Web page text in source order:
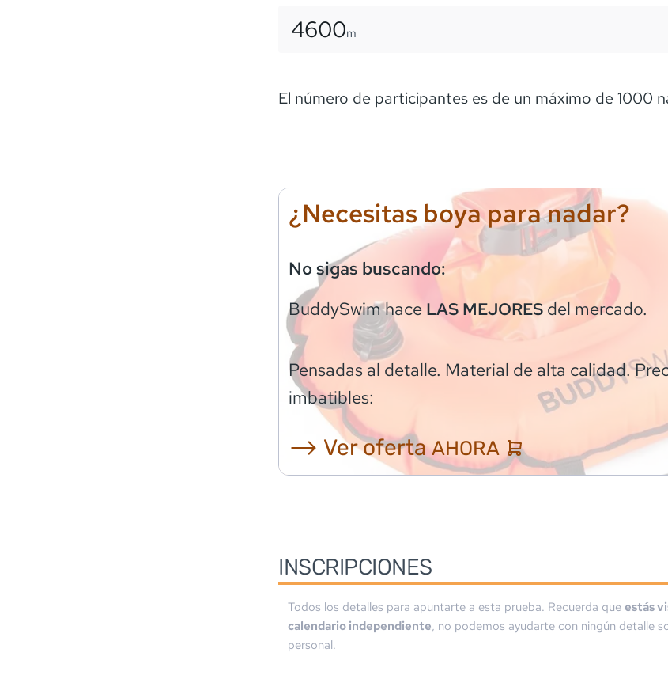
4600m
El número de participantes es de un máximo de 1000
¿Necesitas boya para nadar?
No sigas buscando:
BuddySwimhaceLAS MEJORESdel mercado.
Pensadas al detalle. Material de alta calidad.
imbatibles:
⟶ Ver ofertaAHORA
INSCRIPCIONES
Todos los detalles para apuntarte a esta prueba. Recuerda que estás
calendario independiente, no podemos ayudarte con ningún detalle
personal.